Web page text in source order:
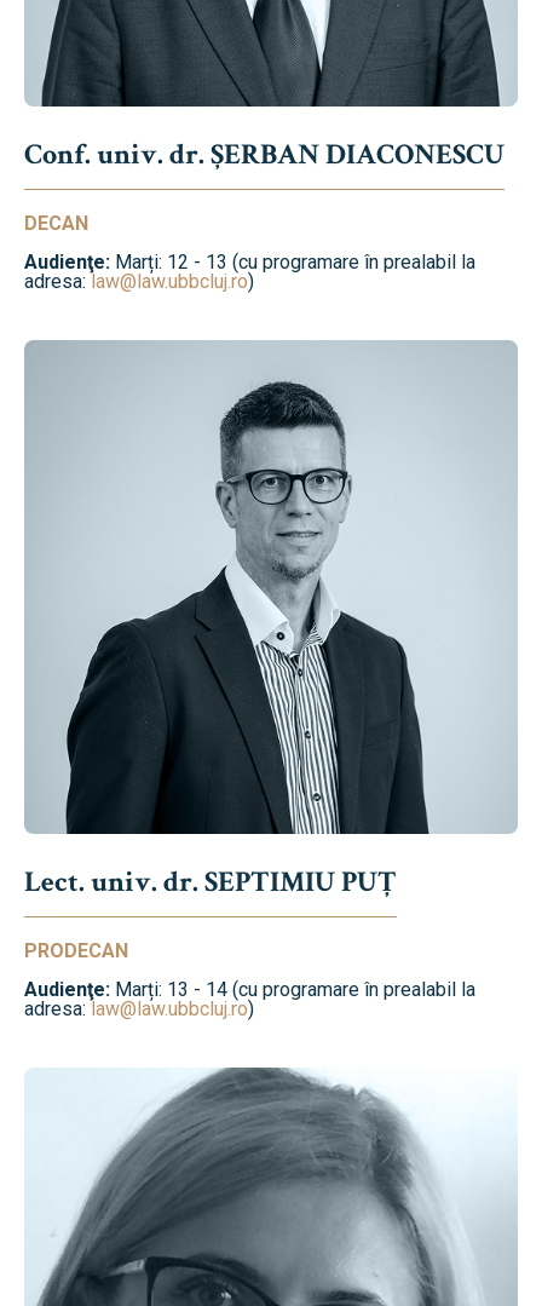
Conf. univ. dr. ȘERBAN DIACONESCU
DECAN
Audienţe: Marți: 12 - 13 (cu programare în prealabil la
adresa:law@law.ubbcluj.ro)
Lect. univ. dr. SEPTIMIU PUȚ
PRODECAN
Audienţe: Marți: 13 - 14 (cu programare în prealabil la
adresa:law@law.ubbcluj.ro)